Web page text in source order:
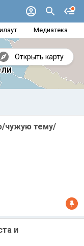
Медиатека
Открыть карту
чужую тему/
и